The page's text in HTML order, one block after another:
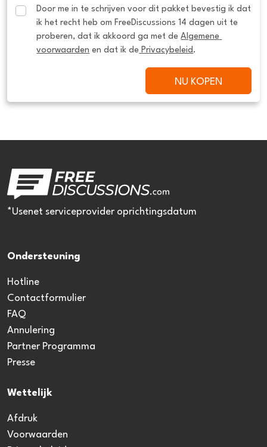
Door me in te schrijven voor dit pakket bevestig ik dat
ik het recht heb om FreeDiscussions 14 dagen uit te
proberen, dat ik akkoord ga met de Algemene
voorwaarden en dat ik de Privacybeleid .
NU KOPEN
*Usenet serviceprovider oprichtingsdatum
Ondersteuning
Hotline
Contactformulier
FAQ
Annulering
Partner Programma
Presse
Wettelijk
Afdruk
Voorwaarden